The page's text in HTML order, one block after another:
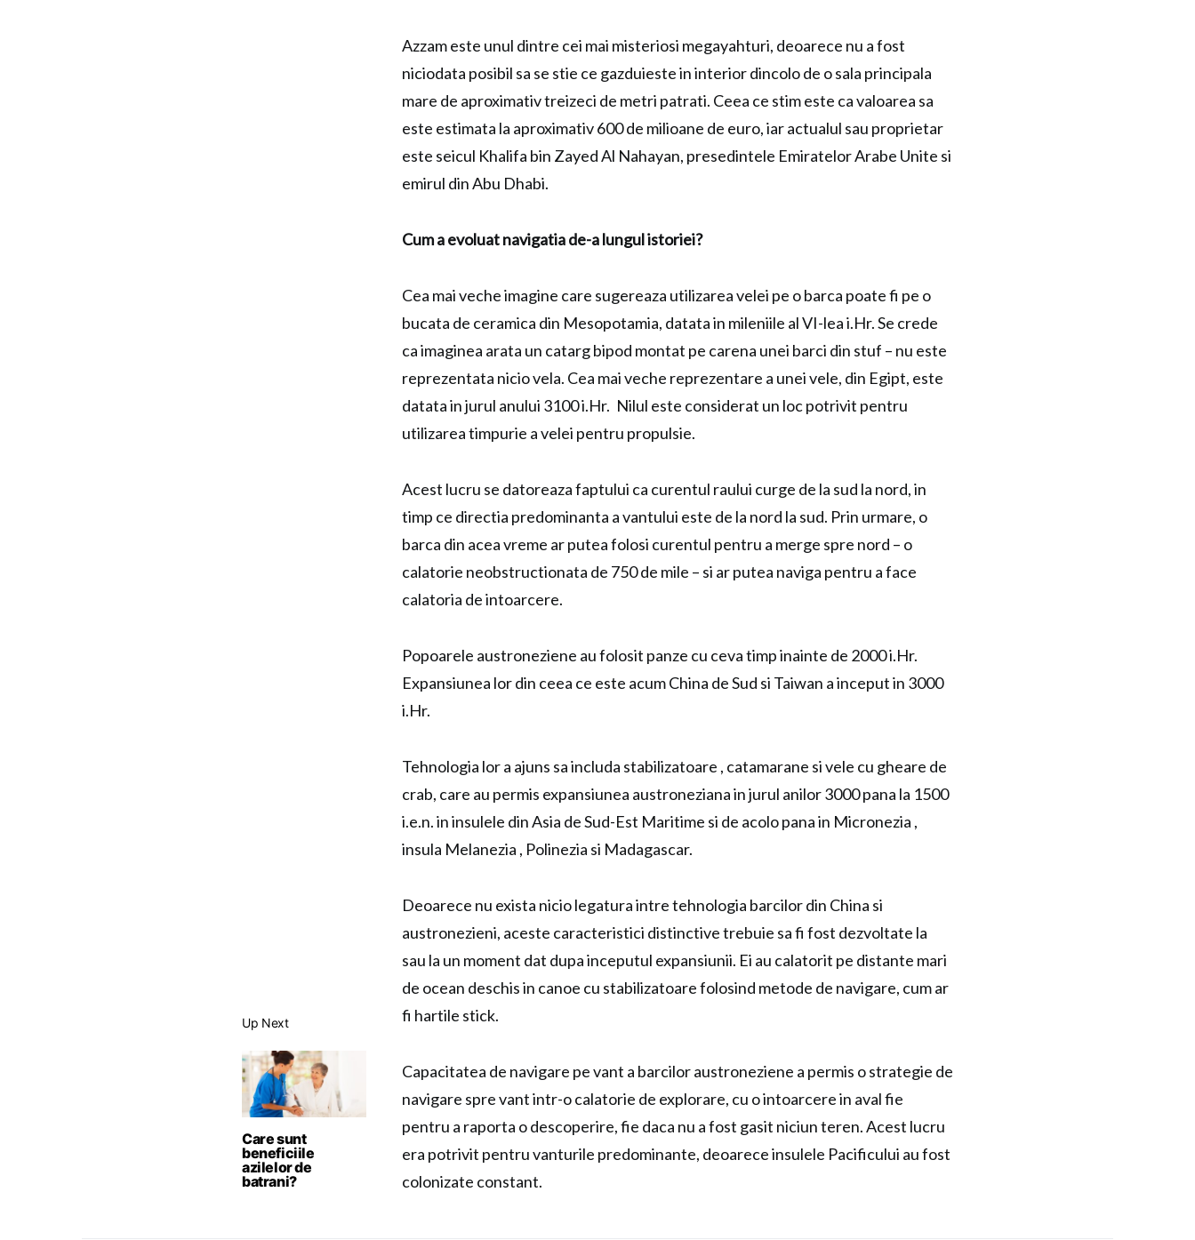
Up Next
Care sunt
beneficiile
azilelor de
batrani?
Azzam este unul dintre cei mai misteriosi megayahturi, deoarece nu a fost
niciodata posibil sa se stie ce gazduieste in interior dincolo de o sala principala
mare de aproximativ treizeci de metri patrati. Ceea ce stim este ca valoarea sa
este estimata la aproximativ 600 de milioane de euro, iar actualul sau proprietar
este seicul Khalifa bin Zayed Al Nahayan, presedintele Emiratelor Arabe Unite si
emirul din Abu Dhabi.
Cum a evoluat navigatia de-a lungul istoriei?
Cea mai veche imagine care sugereaza utilizarea velei pe o barca poate fi pe o
bucata de ceramica din Mesopotamia, datata in mileniile al VI-lea i.Hr. Se crede
ca imaginea arata un catarg bipod montat pe carena unei barci din stuf – nu este
reprezentata nicio vela. Cea mai veche reprezentare a unei vele, din Egipt, este
datata in jurul anului 3100 i.Hr. Nilul este considerat un loc potrivit pentru
utilizarea timpurie a velei pentru propulsie.
Acest lucru se datoreaza faptului ca curentul raului curge de la sud la nord, in
timp ce directia predominanta a vantului este de la nord la sud. Prin urmare, o
barca din acea vreme ar putea folosi curentul pentru a merge spre nord – o
calatorie neobstructionata de 750 de mile – si ar putea naviga pentru a face
calatoria de intoarcere.
Popoarele austroneziene au folosit panze cu ceva timp inainte de 2000 i.Hr.
Expansiunea lor din ceea ce este acum China de Sud si Taiwan a inceput in 3000
i.Hr.
Tehnologia lor a ajuns sa includa stabilizatoare , catamarane si vele cu gheare de
crab, care au permis expansiunea austroneziana in jurul anilor 3000 pana la 1500
i.e.n. in insulele din Asia de Sud-Est Maritime si de acolo pana in Micronezia ,
insula Melanezia , Polinezia si Madagascar.
Deoarece nu exista nicio legatura intre tehnologia barcilor din China si
austronezieni, aceste caracteristici distinctive trebuie sa fi fost dezvoltate la
sau la un moment dat dupa inceputul expansiunii. Ei au calatorit pe distante mari
de ocean deschis in canoe cu stabilizatoare folosind metode de navigare, cum ar
fi hartile stick.
Capacitatea de navigare pe vant a barcilor austroneziene a permis o strategie de
navigare spre vant intr-o calatorie de explorare, cu o intoarcere in aval fie
pentru a raporta o descoperire, fie daca nu a fost gasit niciun teren. Acest lucru
era potrivit pentru vanturile predominante, deoarece insulele Pacificului au fost
colonizate constant.